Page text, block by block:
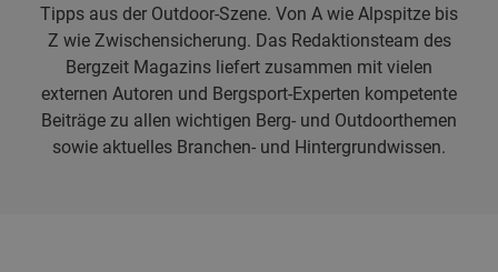
Tipps aus der Outdoor-Szene. Von A wie Alpspitze bis
Z wie Zwischensicherung. Das Redaktionsteam des
Bergzeit Magazins liefert zusammen mit vielen
externen Autoren und Bergsport-Experten kompetente
Beiträge zu allen wichtigen Berg- und Outdoorthemen
sowie aktuelles Branchen- und Hintergrundwissen.